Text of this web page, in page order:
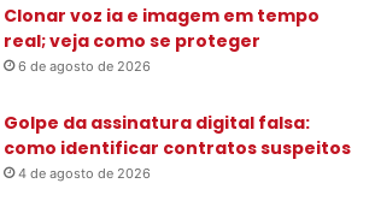
s
a
o
r
Clonar voz ia e imagem em tempo
real; veja como se proteger
6 de agosto de 2026
Golpe da assinatura digital falsa:
como identificar contratos suspeitos
4 de agosto de 2026